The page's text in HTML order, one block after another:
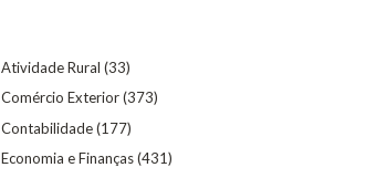
Atividade Rural (33)
Comércio Exterior(373)
Contabilidade(177)
Economia e Finanças(431)